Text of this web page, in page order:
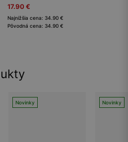
17.90 €
Najnižšia cena: 34.90 €
Pôvodná cena: 34.90 €
Novinky Novinky